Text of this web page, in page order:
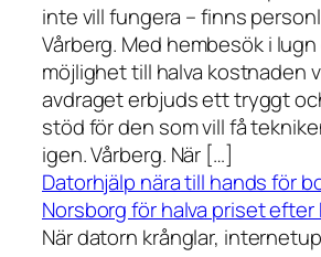
inte vill fungera – finns
Vårberg. Med hembesök i
möjlighet till halva kostnaden
avdraget erbjuds ett tryggt
stöd för den som vill få
igen. Vårberg. När […]
Datorhjälp nära till hands för
Norsborg för halva priset efter
När datorn krånglar,